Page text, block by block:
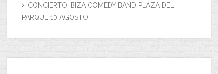
CONCIERTO IBIZA COMEDY BAND PLAZA DEL
PARQUE 10 AGOSTO